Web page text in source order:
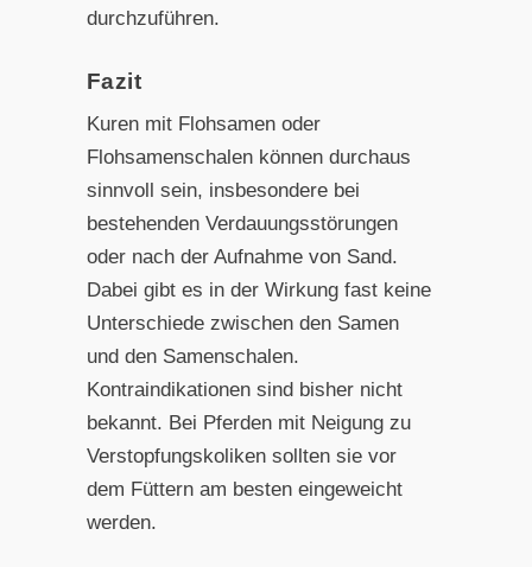
durchzuführen.
Fazit
Kuren mit Flohsamen oder
Flohsamenschalen können durchaus
sinnvoll sein, insbesondere bei
bestehenden Verdauungsstörungen
oder nach der Aufnahme von Sand.
Dabei gibt es in der Wirkung fast keine
Unterschiede zwischen den Samen
und den Samenschalen.
Kontraindikationen sind bisher nicht
bekannt. Bei Pferden mit Neigung zu
Verstopfungskoliken sollten sie vor
dem Füttern am besten eingeweicht
werden.